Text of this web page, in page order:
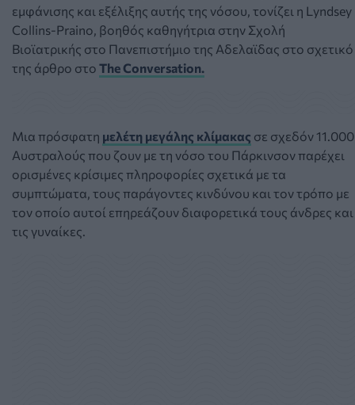
εμφάνισης και εξέλιξης αυτής της νόσου, τονίζει η Lyndsey
Collins-Praino, βοηθός καθηγήτρια στην Σχολή
Βιοϊατρικής στο Πανεπιστήμιο της Αδελαϊδας στο σχετικό
της άρθρο στο The Conversation.
Μια πρόσφατη μελέτη μεγάλης κλίμακας σε σχεδόν 11.000
Αυστραλούς που ζουν με τη νόσο του Πάρκινσον παρέχει
ορισμένες κρίσιμες πληροφορίες σχετικά με τα
συμπτώματα, τους παράγοντες κινδύνου και τον τρόπο με
τον οποίο αυτοί επηρεάζουν διαφορετικά τους άνδρες και
τις γυναίκες.